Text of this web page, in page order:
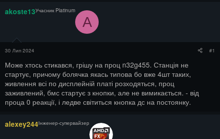
о
м
и
а
у
akoste13Учасник Platinum
A
30 Лип 2024 #1
Може хтось стикався, грішу на проц n32g455. Станція не
стартує, причому болячка якась типова бо вже 4шт таких,
живлення всі по дисплейній платі розходяться, проц
заживлений, бмс стартує з кнопки, але не вимикається. - від
проца 0 реакції, і ледве світиться кнопка дс на постоянку.
alexey244Інженер-супервайзер